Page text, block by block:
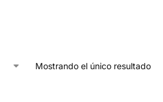
Mostrando el único resultado